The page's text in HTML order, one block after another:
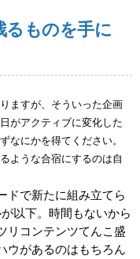
ものを手に
ますが、そういった企画
がアクティブに変化した
なにかを得てください。
ような合宿にするのは自
ドで新たに組み立てら
以下。時間もないから
リコンテンツてんこ盛
ウがあるのはもちろん